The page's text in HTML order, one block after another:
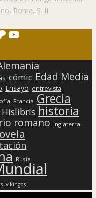
, Roma, S. II
YouTube
cómic Edad Media
Ensayo entrevista
Francia Grecia
Hislibris historia
romano Inglaterra
Rusia
vikingos